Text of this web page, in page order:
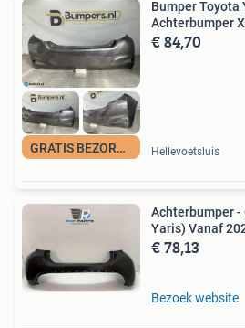
GRATIS BEZORGING
Bumper Toyota
Achterbumper
€ 84,70
Hellevoetsluis
Achterbumper -
Yaris) Vanaf
€ 78,13
Bezoek website